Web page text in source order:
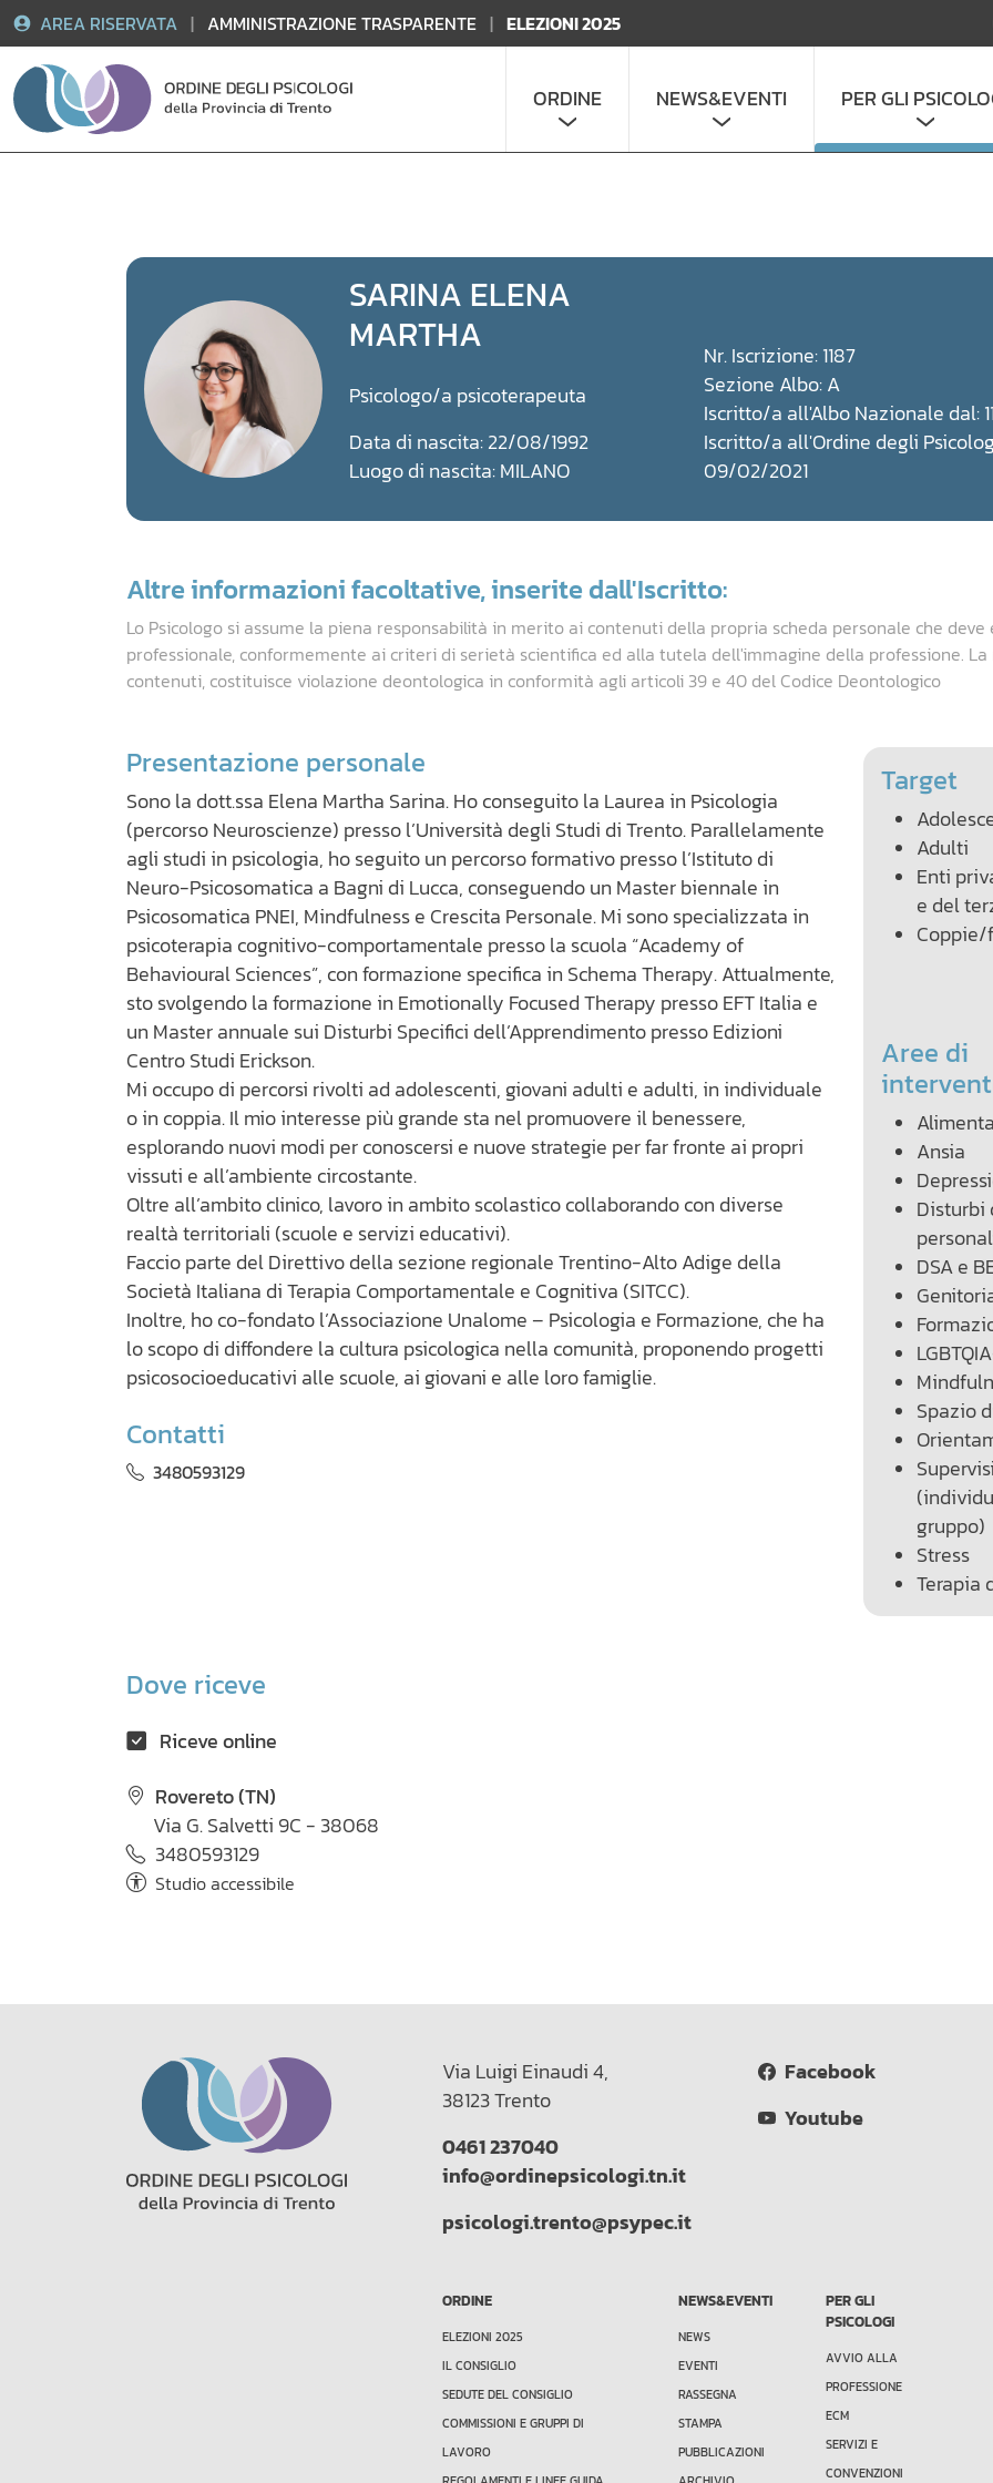
contenuto
AREA RISERVATA | AMMINISTRAZIONE TRASPARENTE | ELEZIONI 2025
ORDINE NEWS&EVENTI PER GLI
SARINA ELENA
MARTHA
Psicologo/a psicoterapeuta
Data di nascita: 22/08/1992
Luogo di nascita: MILANO
Nr. Iscrizione: 1187
Sezione Albo: A
Iscritto/a all'Albo Nazionale dal:
Iscritto/a all'Ordine degli
09/02/2021
Altre informazioni facoltative, inserite dall'Iscritto:
Lo Psicologo si assume la piena responsabilità in merito ai contenuti della propria scheda personale che
professionale, conformemente ai criteri di serietà scientifica ed alla tutela dell'immagine della professione.
contenuti, costituisce violazione deontologica in conformità agli articoli 39 e 40 del Codice Deontologico
Presentazione personale
Sono la dott.ssa Elena Martha Sarina. Ho conseguito la Laurea in Psicologia
(percorso Neuroscienze) presso l’Università degli Studi di Trento. Parallelamente
agli studi in psicologia, ho seguito un percorso formativo presso l’Istituto di
Neuro-Psicosomatica a Bagni di Lucca, conseguendo un Master biennale in
Psicosomatica PNEI, Mindfulness e Crescita Personale. Mi sono specializzata in
psicoterapia cognitivo-comportamentale presso la scuola “Academy of
Behavioural Sciences”, con formazione specifica in Schema Therapy. Attualmente,
sto svolgendo la formazione in Emotionally Focused Therapy presso EFT Italia e
un Master annuale sui Disturbi Specifici dell’Apprendimento presso Edizioni
Centro Studi Erickson.
Mi occupo di percorsi rivolti ad adolescenti, giovani adulti e adulti, in individuale
o in coppia. Il mio interesse più grande sta nel promuovere il benessere,
esplorando nuovi modi per conoscersi e nuove strategie per far fronte ai propri
vissuti e all’ambiente circostante.
Oltre all’ambito clinico, lavoro in ambito scolastico collaborando con diverse
realtà territoriali (scuole e servizi educativi).
Faccio parte del Direttivo della sezione regionale Trentino-Alto Adige della
Società Italiana di Terapia Comportamentale e Cognitiva (SITCC).
Inoltre, ho co-fondato l’Associazione Unalome – Psicologia e Formazione, che ha
lo scopo di diffondere la cultura psicologica nella comunità, proponendo progetti
psicosocioeducativi alle scuole, ai giovani e alle loro famiglie.
Contatti
3480593129
Target
Adulti
Enti
e del
Aree di
Ansia
Disturbi
DSA e
Spazio
gruppo)
Stress
Terapia
Dove riceve
Riceve online
Rovereto (TN)
Via G. Salvetti 9C - 38068
3480593129
Studio accessibile
Via Luigi Einaudi 4,
38123 Trento
0461 237040
info@ordinepsicologi.tn.it
psicologi.trento@psypec.it
Facebook
Youtube
ORDINE
ELEZIONI 2025
IL CONSIGLIO
SEDUTE DEL CONSIGLIO
COMMISSIONI E GRUPPI DI
LAVORO
NEWS&EVENTI
NEWS
EVENTI
RASSEGNA
STAMPA
PUBBLICAZIONI
PER GLI
PSICOLOGI
AVVIO ALLA
PROFESSIONE
ECM
SERVIZI E
CONVENZIONI